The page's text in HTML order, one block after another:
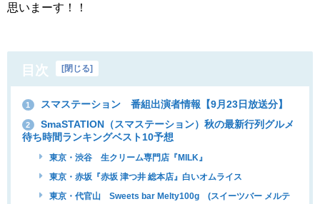
思いまーす！！
目次 閉じる
1 スマステーション 番組出演者情報【9月23日放送分】
2
SmaSTATION（スマステーション）秋の最新行列グルメ
待ち時間ランキングベスト10予想
東京・渋谷 生クリーム専門店『MILK』
東京・赤坂『赤坂 津つ井 総本店』白いオムライス
東京・代官山 Sweets bar Melty100g (スイーツバー メルテ